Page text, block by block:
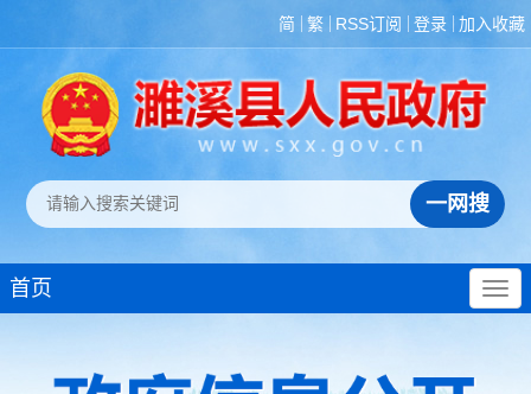
简 繁 RSS订阅 登录 加入收藏
首页